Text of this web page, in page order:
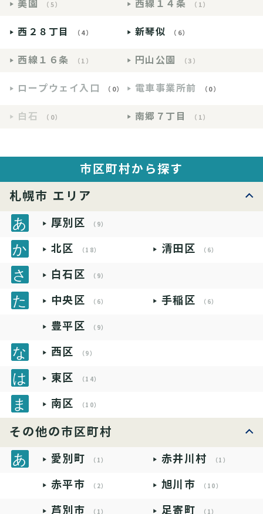
美園 （5） 西線１４条 （1）
西２８丁目 （4） 新琴似 （6）
西線１６条 （1） 円山公園 （3）
ロープウェイ入口 （0） 電車事業所前 （0）
白石 （0） 南郷７丁目 （1）
市区町村から探す
札幌市 エリア
厚別区 （9）
北区 （18） 清田区 （6）
白石区 （9）
中央区 （6） 手稲区 （6）
豊平区 （9）
西区 （9）
東区 （14）
南区 （10）
その他の市区町村
愛別町 （1） 赤井川村 （1）
赤平市 （2） 旭川市 （10）
芦別市 （1） 足寄町 （1）